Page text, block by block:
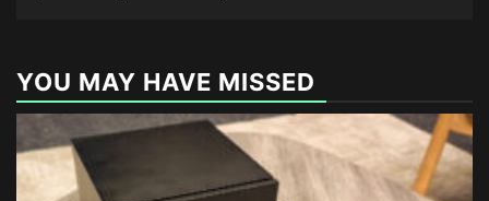
YOU MAY HAVE MISSED